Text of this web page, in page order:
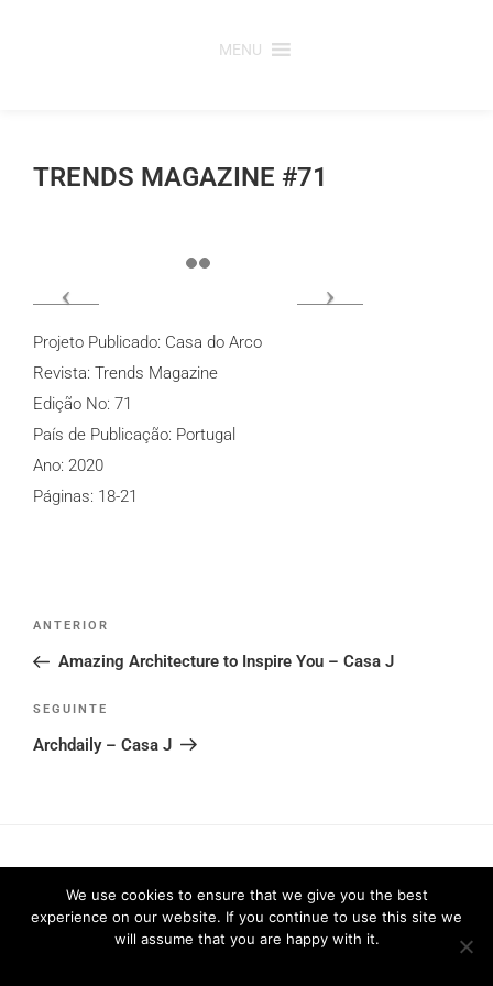
MENU
TRENDS MAGAZINE #71
Projeto Publicado: Casa do Arco
Revista: Trends Magazine
Edição No: 71
País de Publicação: Portugal
Ano: 2020
Páginas: 18-21
Post
Conteúdo
anterior
ANTERIOR
Amazing Architecture to Inspire You – Casa J
Conteúdo
seguinte
SEGUINTE
Archdaily – Casa J
Política de Privacidade
2026 © FRARI - All Rights Reserved /
We use cookies to ensure that we give you the best
experience on our website. If you continue to use this site we
will assume that you are happy with it.